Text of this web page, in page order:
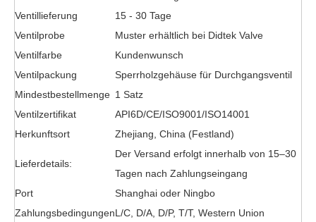
Ventillieferung
15 - 30 Tage
Ventilprobe
Muster erhältlich bei Didtek Valve
Ventilfarbe
Kundenwunsch
Ventilpackung
Sperrholzgehäuse für Durchgangsventil
Mindestbestellmenge 1 Satz
Ventilzertifikat
API6D/CE/ISO9001/ISO14001
Herkunftsort
Zhejiang, China (Festland)
Lieferdetails:
Der Versand erfolgt innerhalb von 15–30
Tagen nach Zahlungseingang
Port
Shanghai oder Ningbo
ZahlungsbedingungenL/C, D/A, D/P, T/T, Western Union